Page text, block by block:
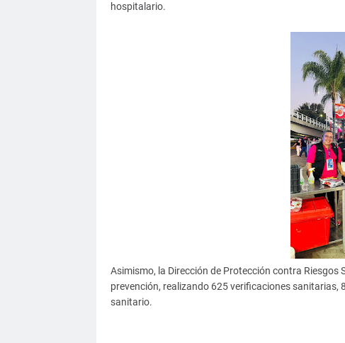
hospitalario.
Asimismo, la Dirección de Protección contra
prevención, realizando 625 verificaciones
sanitario.